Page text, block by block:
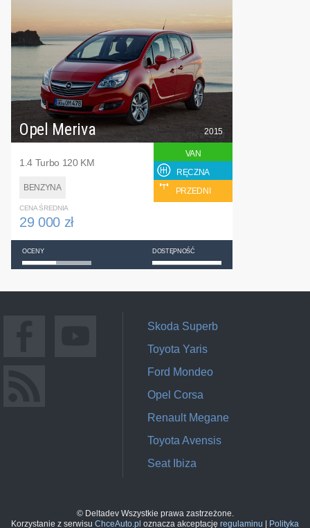
Opel Meriva
1.4 Turbo 120 KM
BENZYNA
2015
VAN
RĘCZNA
PRZEDNI
CENA ŚREDNIA
29 000 zł
OCENY DOSTĘPNOŚĆ
Skoda Superb
Toyota Yaris
Ford Mondeo
Opel Corsa
Renault Megane
Toyota Avensis
Seat Ibiza
© Deltadev Wszystkie prawa zastrzeżone.
Korzystanie z serwisu ChceAuto.pl oznacza akceptację regulaminu Polityka